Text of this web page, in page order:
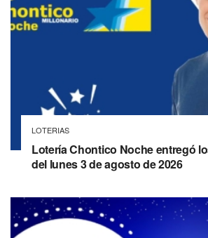
LOTERIAS
Lotería Chontico Noche entregó
del lunes 3 de agosto de 2026